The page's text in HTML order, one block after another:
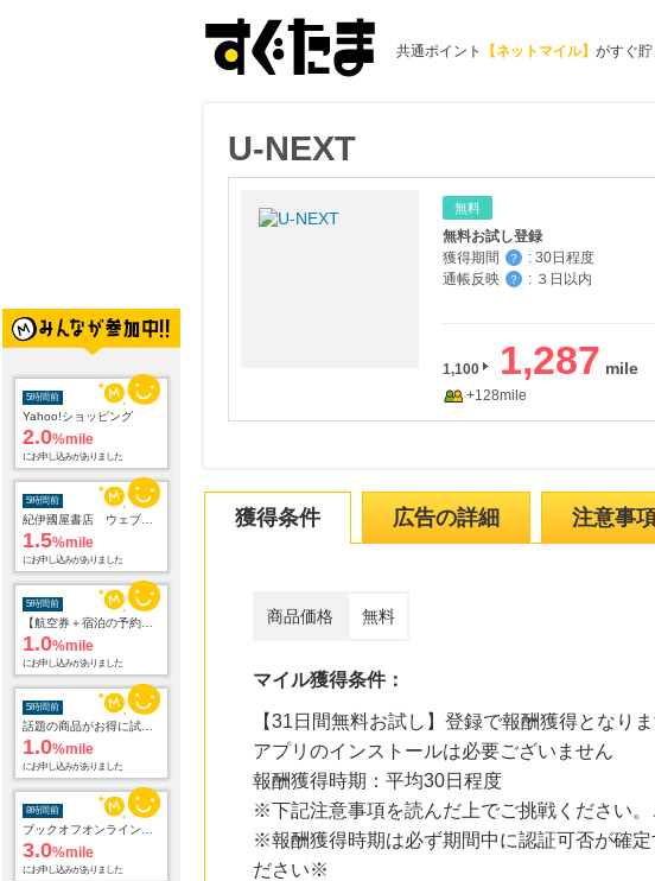
共通ポイント 【ネットマイル】 がすぐ貯
5時間前
Yahoo!ショッピング
2.0%mile
にお申し込みがありました
5時間前
1.5%mile
にお申し込みがありました
5時間前
1.0%mile
にお申し込みがありました
5時間前
1.0%mile
にお申し込みがありました
8時間前
3.0%mile
にお申し込みがありました
U-NEXT
無料
無料お試し登録
獲得期間
？ : 30日程度
通帳反映
？ : ３日以内
1,100 1,287
+128mile
獲得条件 広告の詳細 注意事
商品価格 無料
マイル獲得条件：
【31日間無料お試し】登録で報酬獲得となり
アプリのインストールは必要ございません
報酬獲得時期：平均30日程度
※下記注意事項を読んだ上でご挑戦ください
※報酬獲得時期は必ず期間中に認証可否が確
ださい※